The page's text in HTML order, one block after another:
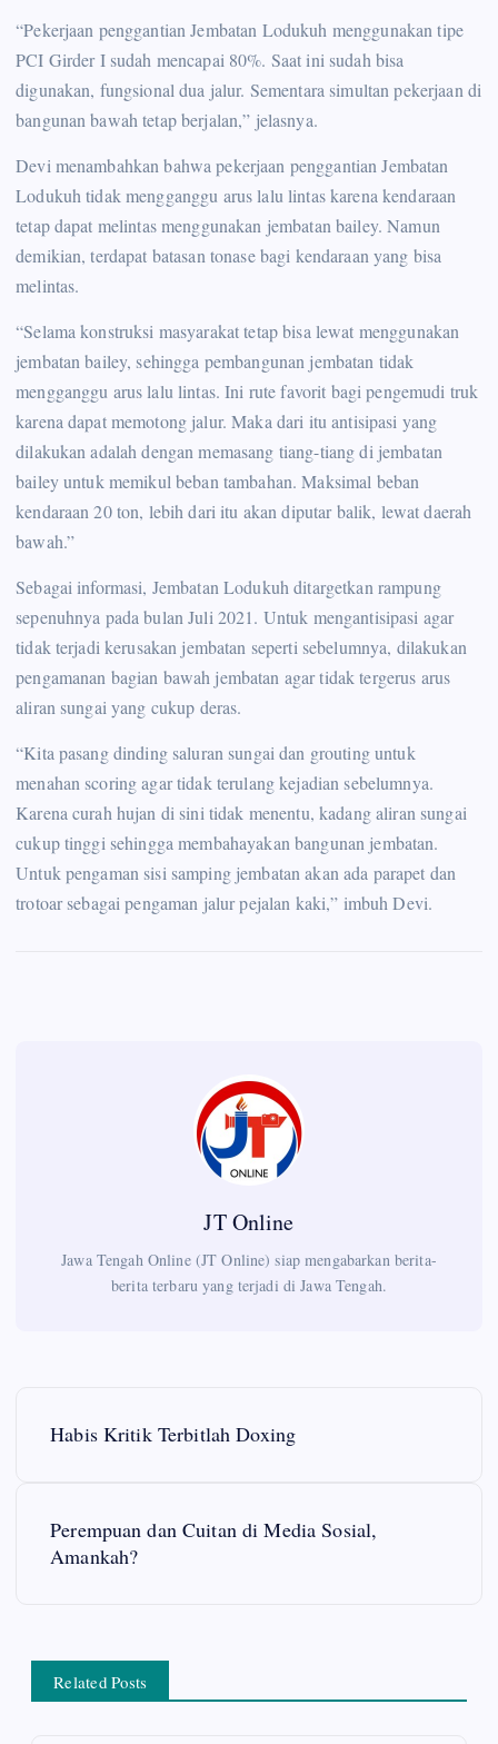
“Pekerjaan penggantian Jembatan Lodukuh menggunakan tipe
PCI Girder I sudah mencapai 80%. Saat ini sudah bisa
digunakan, fungsional dua jalur. Sementara simultan pekerjaan di
bangunan bawah tetap berjalan,” jelasnya.
Devi menambahkan bahwa pekerjaan penggantian Jembatan
Lodukuh tidak mengganggu arus lalu lintas karena kendaraan
tetap dapat melintas menggunakan jembatan bailey. Namun
demikian, terdapat batasan tonase bagi kendaraan yang bisa
melintas.
“Selama konstruksi masyarakat tetap bisa lewat menggunakan
jembatan bailey, sehingga pembangunan jembatan tidak
mengganggu arus lalu lintas. Ini rute favorit bagi pengemudi truk
karena dapat memotong jalur. Maka dari itu antisipasi yang
dilakukan adalah dengan memasang tiang-tiang di jembatan
bailey untuk memikul beban tambahan. Maksimal beban
kendaraan 20 ton, lebih dari itu akan diputar balik, lewat daerah
bawah.”
Sebagai informasi, Jembatan Lodukuh ditargetkan rampung
sepenuhnya pada bulan Juli 2021. Untuk mengantisipasi agar
tidak terjadi kerusakan jembatan seperti sebelumnya, dilakukan
pengamanan bagian bawah jembatan agar tidak tergerus arus
aliran sungai yang cukup deras.
“Kita pasang dinding saluran sungai dan grouting untuk
menahan scoring agar tidak terulang kejadian sebelumnya.
Karena curah hujan di sini tidak menentu, kadang aliran sungai
cukup tinggi sehingga membahayakan bangunan jembatan.
Untuk pengaman sisi samping jembatan akan ada parapet dan
trotoar sebagai pengaman jalur pejalan kaki,” imbuh Devi.
JT Online
Jawa Tengah Online (JT Online) siap mengabarkan berita-
berita terbaru yang terjadi di Jawa Tengah.
a
Habis Kritik Terbitlah Doxing
Perempuan dan Cuitan di Media Sosial,
Amankah?
Related Posts